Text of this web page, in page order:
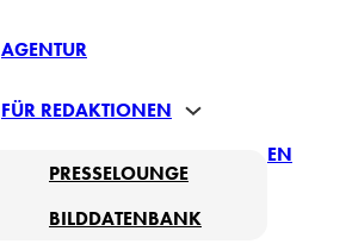
AGENTUR
FÜR REDAKTIONEN
PRESSELOUNGE
BILDDATENBANK
EN